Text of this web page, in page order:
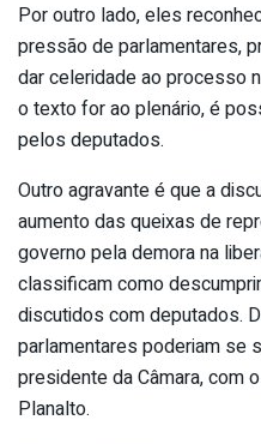
Por outro lado, eles
pressão de parlamentares,
dar celeridade ao processo
o texto for ao plenário, é
pelos deputados.
Outro agravante é que a
aumento das queixas de
governo pela demora na
classificam como
discutidos com deputados.
parlamentares poderiam se
presidente da Câmara, com
Planalto.